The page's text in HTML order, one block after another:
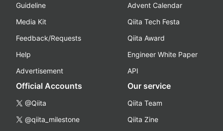
Guideline
Media Kit
Feedback/Requests
Help
Advertisement
Advent Calendar
Qiita Tech Festa
Qiita Award
Engineer White Paper
API
Official Accounts
@Qiita
@qiita_milestone
Our service
Qiita Team
Qiita Zine